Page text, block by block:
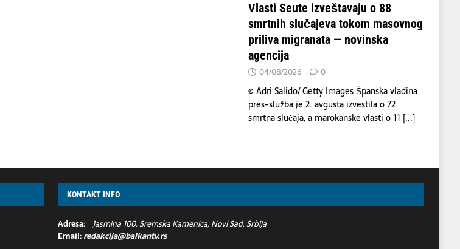
Vlasti Seute izveštavaju o 88
smrtnih slučajeva tokom masovnog
priliva migranata — novinska
agencija
04/08/2026 0
© Adri Salido/ Getty Images Španska vladina
pres-služba je 2. avgusta izvestila o 72
smrtna slučaja, a marokanske vlasti o 11 [...]
KONTAKT INFO
Adresa: Jasmina 100, Sremska Kamenica, Novi Sad, Srbija
Email:redakcija@balkantv.rs